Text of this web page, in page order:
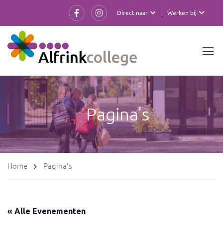
Werken bij
Direct naar
Pagina's
Home Pagina's
« Alle Evenementen